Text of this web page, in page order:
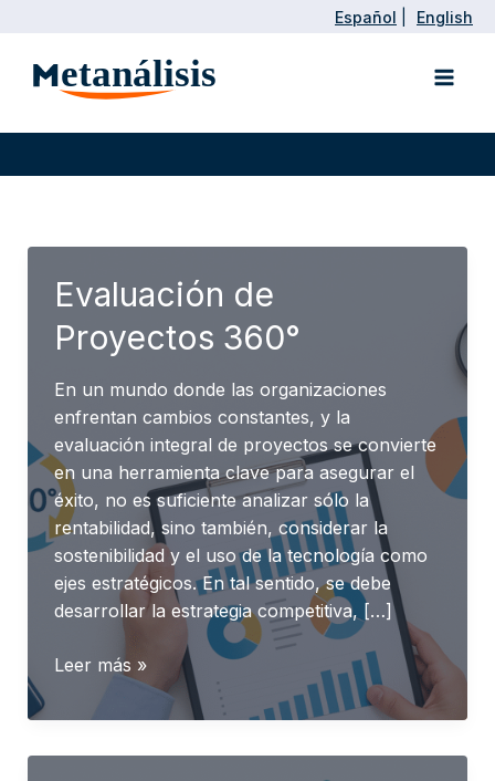
contenido
Español English
Evaluación de
Proyectos 360°
En un mundo donde las organizaciones
enfrentan cambios constantes, y la
evaluación integral de proyectos se convierte
en una herramienta clave para asegurar el
éxito, no es suficiente analizar sólo la
rentabilidad, sino también, considerar la
sostenibilidad y el uso de la tecnología como
ejes estratégicos. En tal sentido, se debe
desarrollar la estrategia competitiva, […]
Evaluación
Proyectos
Leer más »